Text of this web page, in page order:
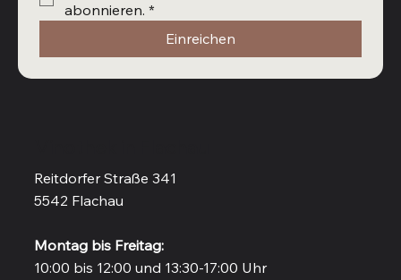
Reitdorfer Straße 341
5542 Flachau
Montag bis Freitag:
10:00 bis 12:00 und 13:30-17:00 Uhr
abonnieren. *
Einreichen